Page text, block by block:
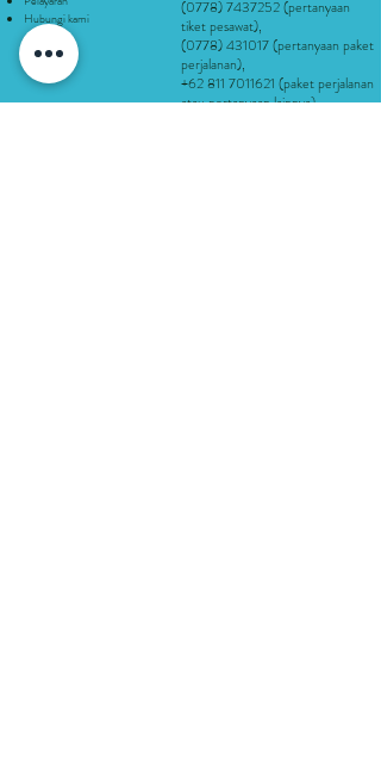
(0778) 7437252(pertanyaan
tiket pesawat),
(0778) 431017(pertanyaan paket
perjalanan),
+62 811 7011621 (paket perjalanan
atau pertanyaan lainnya)
Hubungi kami